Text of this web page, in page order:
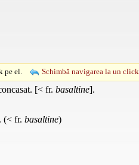
pe el. Schimbă navigarea la un click.
[< fr. basaltine].
(< fr. basaltine)